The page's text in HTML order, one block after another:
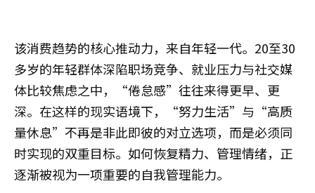
该消费趋势的核心推动力，来自年轻一代。20至30
多岁的年轻群体深陷职场竞争、就业压力与社交媒
体比较焦虑之中，“倦怠感”往往来得更早、更
深。在这样的现实语境下，“努力生活”与“高质
量休息”不再是非此即彼的对立选项，而是必须同
时实现的双重目标。如何恢复精力、管理情绪，正
逐渐被视为一项重要的自我管理能力。